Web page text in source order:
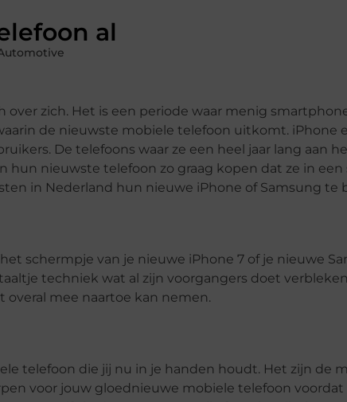
al
zich. Het is een periode waar menig
de nieuwste mobiele telefoon uitkomt. iPhone
De telefoons waar ze een heel jaar lang aan
nieuwste telefoon zo graag kopen dat ze in een
in Nederland hun nieuwe iPhone of Samsung te
schermpje van je nieuwe iPhone 7 of je nieuwe
techniek wat al zijn voorgangers doet
mee naartoe kan nemen.
telefoon die jij nu in je handen houdt. Het zijn de
voor jouw gloednieuwe mobiele telefoon voordat